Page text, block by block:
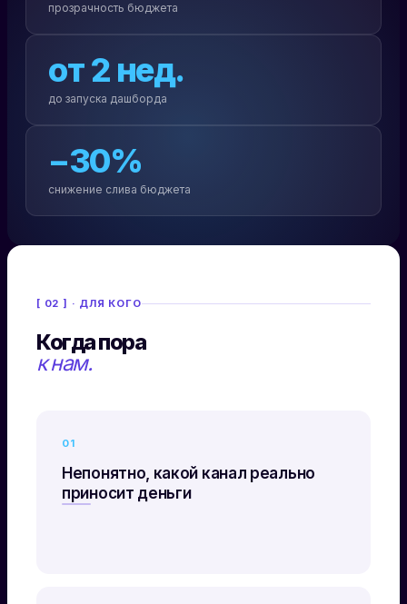
прозрачность бюджета
от 2 нед.
до запуска дашборда
−30%
снижение слива бюджета
[ 02 ] · ДЛЯ КОГО
Когда пора
к нам.
01
Непонятно, какой канал реально
приносит деньги